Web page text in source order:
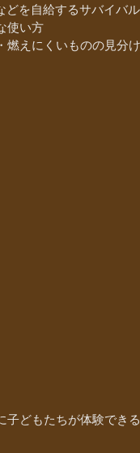
を自給するサバイバル
い方
にくいものの見分け
どもたちが体験でき